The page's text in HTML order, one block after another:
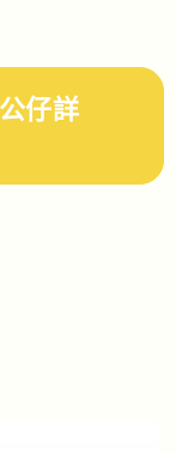
仔詳